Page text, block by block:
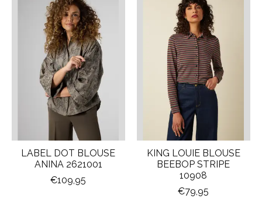
LABEL DOT BLOUSE
ANINA 2621001
€109,95
KING LOUIE BLOUSE
BEEBOP STRIPE
10908
€79,95